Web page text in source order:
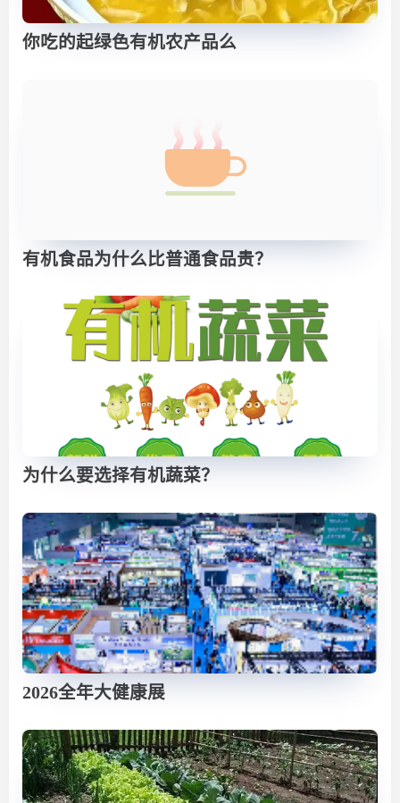
你吃的起绿色有机农产品么
有机食品为什么比普通食品贵？
为什么要选择有机蔬菜？
2026全年大健康展